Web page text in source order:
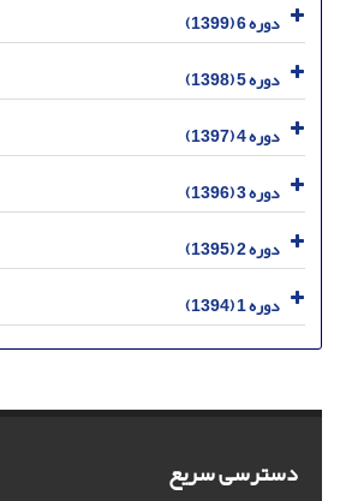
دوره 6 (1399)
دوره 5 (1398)
دوره 4 (1397)
دوره 3 (1396)
دوره 2 (1395)
دوره 1 (1394)
دسترسی سریع